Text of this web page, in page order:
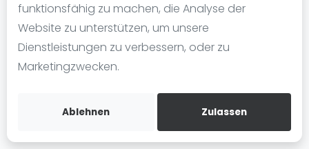
funktionsfähig zu machen, die Analyse der
Website zu unterstützen, um unsere
Dienstleistungen zu verbessern, oder zu
Marketingzwecken.
Ablehnen Zulassen
Die Geschichte von Padel
Regeln und Punktzählung
Padel Schläge
Video